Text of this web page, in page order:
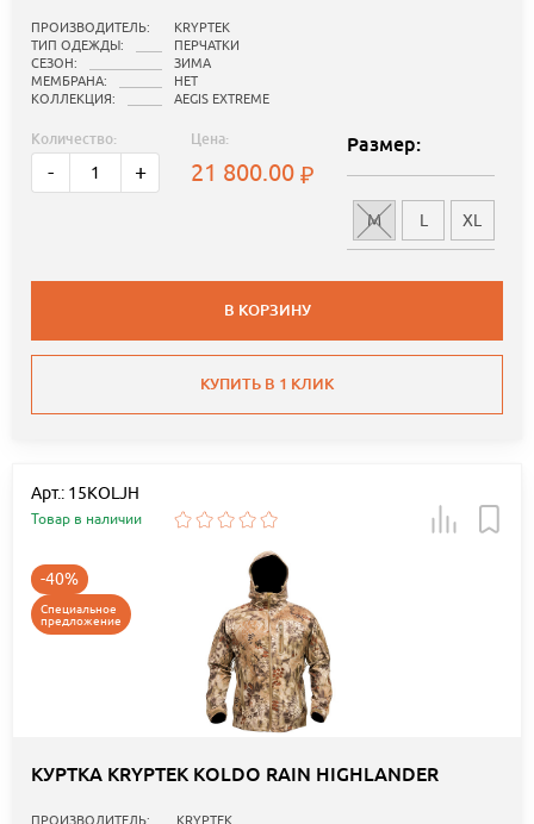
ПРОИЗВОДИТЕЛЬ:
KRYPTEK
ТИП ОДЕЖДЫ:
ПЕРЧАТКИ
СЕЗОН:
ЗИМА
МЕМБРАНА:
НЕТ
КОЛЛЕКЦИЯ:
AEGIS EXTREME
Количество:
- +
Цена:
21 800.00
Размер:
M L XL
В КОРЗИНУ
КУПИТЬ В 1 КЛИК
Арт.: 15KOLJH
Товар в наличии
-40%
Специальное
предложение
КУРТКА KRYPTEK KOLDO RAIN HIGHLANDER
ПРОИЗВОДИТЕЛЬ: KRYPTEK